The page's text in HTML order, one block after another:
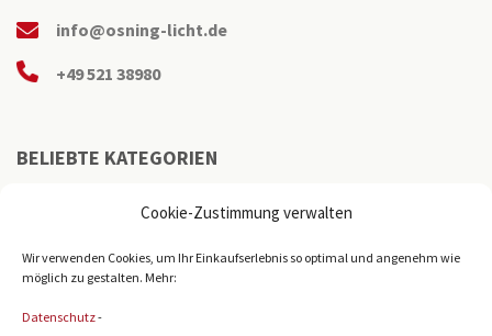
Cookie-Zustimmung verwalten
Wir verwenden Cookies, um Ihr Einkaufserlebnis so optimal und angenehm wie
möglich zu gestalten. Mehr:
Datenschutz-
info@osning-licht.de
+49 521 38980
BELIEBTE KATEGORIEN
Büroleuchten
LED Panel